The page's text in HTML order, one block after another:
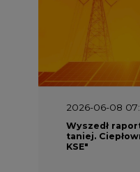
2026-06-08
Wyszedł
taniej.
KSE"